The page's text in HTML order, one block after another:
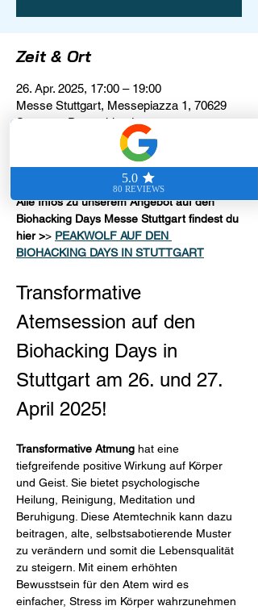
Zeit & Ort
26. Apr. 2025, 17:00 – 19:00
Messe Stuttgart, Messepiazza 1, 70629
Stuttgart, Deutschland
Summary Veranstaltung
Alle Infos zu unserem Angebot auf den
Biohacking Days Messe Stuttgart findest du
hier >> PEAKWOLF AUF DEN
BIOHACKING DAYS IN STUTTGART
Transformative
Atemsession auf den
Biohacking Days in
Stuttgart am 26. und 27.
April 2025!
Transformative Atmung hat eine
tiefgreifende positive Wirkung auf Körper
und Geist. Sie bietet psychologische
Heilung, Reinigung, Meditation und
Beruhigung. Diese Atemtechnik kann dazu
beitragen, alte, selbstsabotierende Muster
zu verändern und somit die Lebensqualität
zu steigern. Mit einem erhöhten
Bewusstsein für den Atem wird es
einfacher, Stress im Körper wahrzunehmen